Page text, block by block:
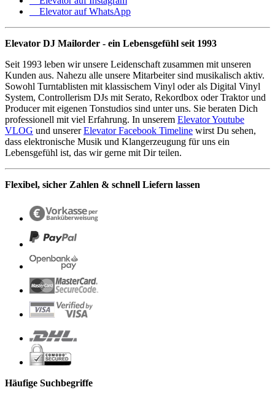
Elevator auf WhatsApp
Elevator DJ Mailorder - ein Lebensgefühl seit 1993
Seit 1993 leben wir unsere Leidenschaft zusammen mit unseren
Kunden aus. Nahezu alle unsere Mitarbeiter sind musikalisch aktiv.
Sowohl Turntablisten mit klassischem Vinyl oder als Digital Vinyl
System, Controllerism DJs mit Serato, Rekordbox oder Traktor und
Producer mit eigenen Tonstudios sind unter uns. Sie beraten Dich
professionell mit viel Erfahrung. In unserem Elevator Youtube
VLOG und unsererElevator Facebook Timeline wirst Du sehen,
dass elektronische Musik und Klangerzeugung für uns ein
Lebensgefühl ist, das wir gerne mit Dir teilen.
Flexibel, sicher Zahlen & schnell Liefern lassen
Häufige Suchbegriffe